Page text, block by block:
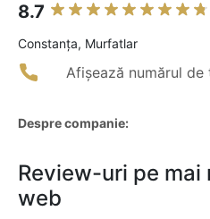
8.7
Constanţa, Murfatlar
Afișează numărul de
Despre companie:
Review-uri pe
web